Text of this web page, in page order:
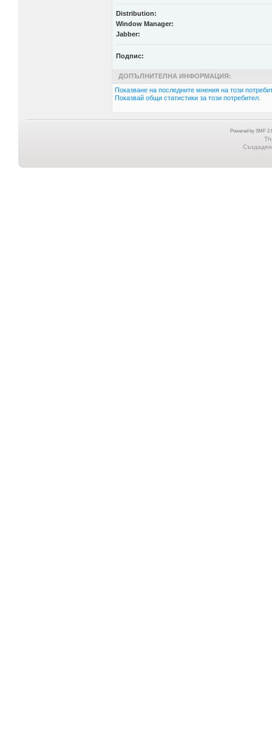
Distribution:
Window Manager:
Jabber:
Подпис:
ДОПЪЛНИТЕЛНА ИНФОРМАЦИЯ:
Показване на последните мнения на този
Показвай общи статистики за този потребител.
Powered by SMF